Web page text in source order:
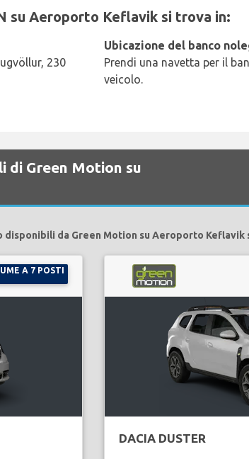
su Aeroporto Keflavik si trova in:
230
Ubicazione del banco
Prendi una navetta per il
veicolo.
di Green Motion su
disponibili da Green Motion su Aeroporto Keflavik
A 7 POSTI
DACIA DUSTER